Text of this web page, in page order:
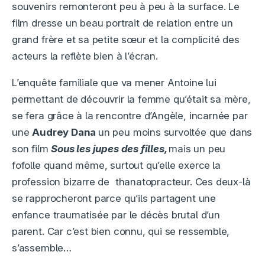
souvenirs remonteront peu à peu à la surface. Le
film dresse un beau portrait de relation entre un
grand frère et sa petite sœur et la complicité des
acteurs la reflète bien à l’écran.
L’enquête familiale que va mener Antoine lui
permettant de découvrir la femme qu’était sa mère,
se fera grâce à la rencontre d’Angèle, incarnée par
uneAudrey Dana un peu moins survoltée que dans
son filmSous les jupes des filles, mais un peu
fofolle quand même, surtout qu’elle exerce la
profession bizarre de thanatopracteur. Ces deux-là
se rapprocheront parce qu’ils partagent une
enfance traumatisée par le décès brutal d’un
parent. Car c’est bien connu, qui se ressemble,
s’assemble…